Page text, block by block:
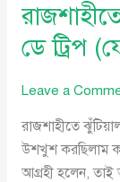
ডে ট্রিপ
Leave a
রাজশাহীতে
উশখুশ করছিলাম
আগ্রহী হলেন,